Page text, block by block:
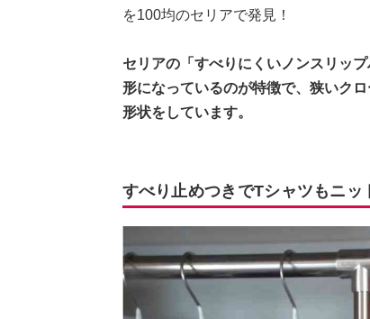
を100均のセリアで発見！
セリアの「すべりにくいノンスリッ
形になっているのが特徴で、狭いク
形状をしています。
すべり止めつきでTシャツもニッ